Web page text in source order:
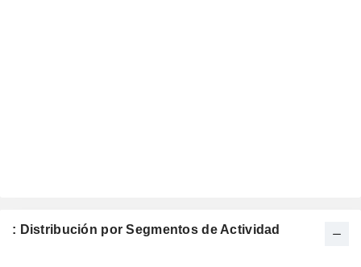
: Distribución por Segmentos de Actividad